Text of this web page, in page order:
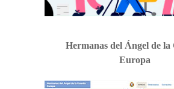
Hermanas del Ángel de la
Europa